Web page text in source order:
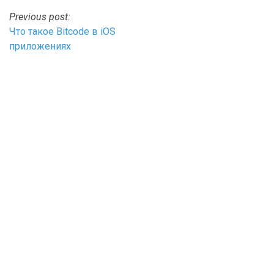
Post
navigation
Previous post:
Что такое Bitcode в iOS
приложениях